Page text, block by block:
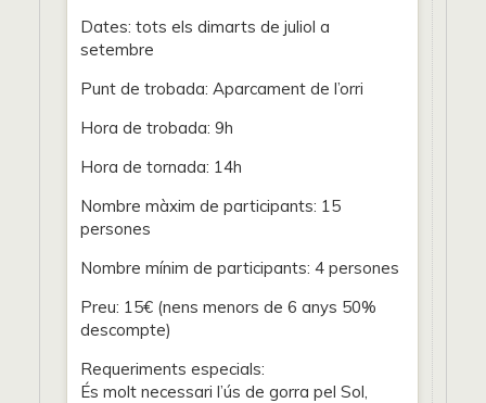
Dates: tots els dimarts de juliol a
setembre
Punt de trobada: Aparcament de l’orri
Hora de trobada: 9h
Hora de tornada: 14h
Nombre màxim de participants: 15
persones
Nombre mínim de participants: 4 persones
Preu: 15€ (nens menors de 6 anys 50%
descompte)
Requeriments especials:
És molt necessari l’ús de gorra pel Sol,